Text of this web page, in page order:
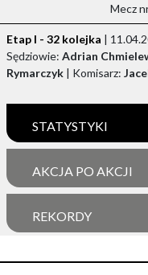
Mecz
Etap I - 32 kolejka |
Sędziowie: Adrian
Rymarczyk | Komisarz:
STATYSTYKI
AKCJA PO AKCJI
REKORDY